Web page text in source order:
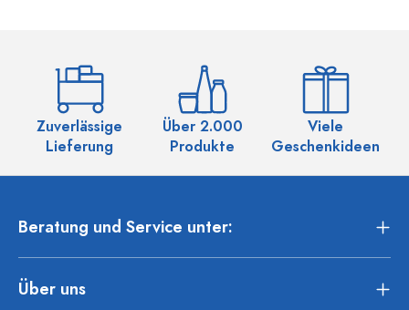
Zuverlässige
Lieferung
Über 2.000
Produkte
Viele
Geschenkideen
Beratung und Service unter:
Über uns